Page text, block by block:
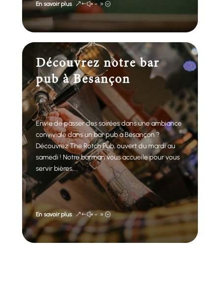
En savoir plus
Découvrez notre bar
pub à Besançon
Envie de passer des soirées dans une ambiance
conviviale dans un bar pub à Besançon ?
Découvrez The Rotch Pub, ouvert du mardi au
samedi ! Notre barman vous accueile pour vous
servir bières,...
En savoir plus